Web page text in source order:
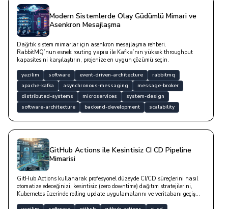
Modern Sistemlerde Olay Güdümlü Mimari ve
Asenkron Mesajlaşma
Dağıtık sistem mimarlar için asenkron mesajlaşma rehberi.
RabbitMQ’nun esnek routing yapısı ile Kafka’nın yüksek throughput
kapasitesini karşılaştırın, projenize en uygun çözümü seçin.
yazilim software event-driven-architecture
rabbitmq
apache-kafka
asynchronous-messaging
message-broker
distributed-systems
microservices
system-design
software-architecture
backend-development scalability
GitHub Actions ile Kesintisiz CI CD Pipeline
Mimarisi
GitHub Actions kullanarak profesyonel düzeyde CI/CD süreçlerini nasıl
otomatize edeceğinizi, kesintisiz (zero downtime) dağıtım stratejilerini,
Kubernetes üzerinde rolling update uygulamalarını ve veritabanı geçiş